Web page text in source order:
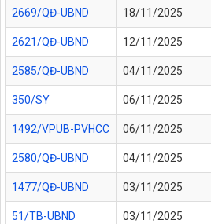
2669/QĐ-UBND 18/11/2025
2621/QĐ-UBND 12/11/2025
2585/QĐ-UBND 04/11/2025
350/SY 06/11/2025
1492/VPUB-PVHCC 06/11/2025
2580/QĐ-UBND 04/11/2025
1477/QĐ-UBND 03/11/2025
51/TB-UBND 03/11/2025